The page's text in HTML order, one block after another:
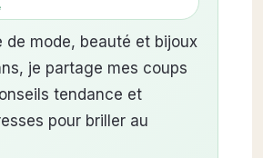
de mode, beauté et bijoux
je partage mes coups
tendance et
pour briller au